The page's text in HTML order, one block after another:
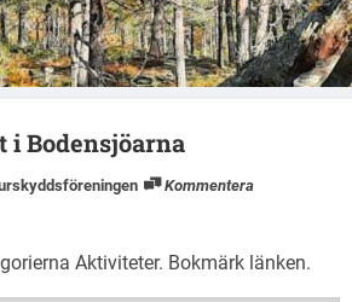
Program
Årsmöte
Skogsgruppen Boden
Natursnokarna Boden
Bodensjöarna
Kommentera
Aktiviteter. Bokmärk länken.